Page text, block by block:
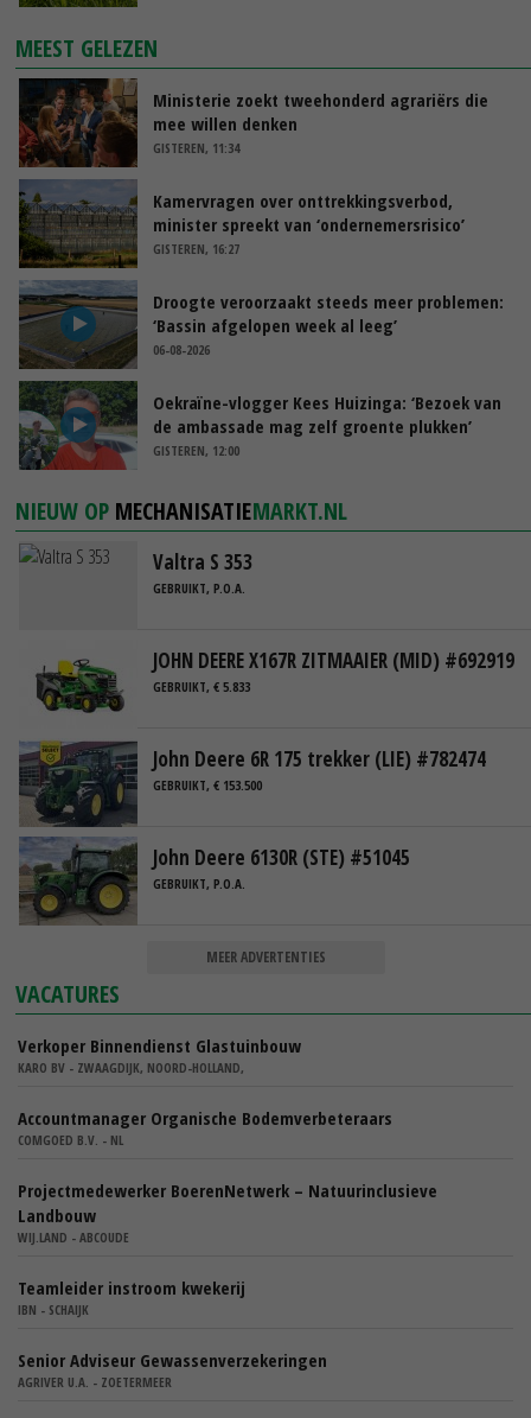
MEEST GELEZEN
Ministerie zoekt tweehonderd agrariërs die
mee willen denken
GISTEREN, 11:34
Kamervragen over onttrekkingsverbod,
minister spreekt van ‘ondernemersrisico’
GISTEREN, 16:27
Droogte veroorzaakt steeds meer problemen:
‘Bassin afgelopen week al leeg’
06-08-2026
Oekraïne-vlogger Kees Huizinga: ‘Bezoek van
de ambassade mag zelf groente plukken’
GISTEREN, 12:00
NIEUW OP MECHANISATIEMARKT.NL
Valtra S 353
GEBRUIKT, P.O.A.
JOHN DEERE X167R ZITMAAIER (MID) #692919
GEBRUIKT, € 5.833
John Deere 6R 175 trekker (LIE) #782474
GEBRUIKT, € 153.500
John Deere 6130R (STE) #51045
GEBRUIKT, P.O.A.
MEER ADVERTENTIES
VACATURES
Verkoper Binnendienst Glastuinbouw
KARO BV - ZWAAGDIJK, NOORD-HOLLAND,
Accountmanager Organische Bodemverbeteraars
COMGOED B.V. - NL
Projectmedewerker BoerenNetwerk – Natuurinclusieve
Landbouw
WIJ.LAND - ABCOUDE
Teamleider instroom kwekerij
IBN - SCHAIJK
Senior Adviseur Gewassenverzekeringen
AGRIVER U.A. - ZOETERMEER